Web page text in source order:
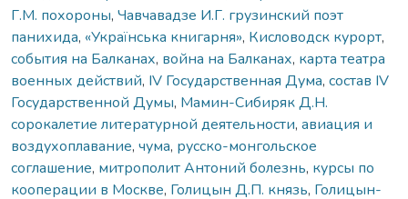
Г.М. похороны, Чавчавадзе И.Г. грузинский поэт
панихида, «Українська книгарня», Кисловодск курорт,
события на Балканах, война на Балканах, карта театра
военных действий, IV Государственная Дума, состав IV
Государственной Думы, Мамин-Сибиряк Д.Н.
сорокалетие литературной деятельности, авиация и
воздухоплавание, чума, русско-монгольское
соглашение, митрополит Антоний болезнь, курсы по
кооперации в Москве, Голицын Д.П. князь, Голицын-